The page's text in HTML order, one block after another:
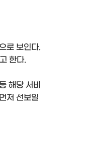
로 보인다.
한다.
해당 서비
저 선보일